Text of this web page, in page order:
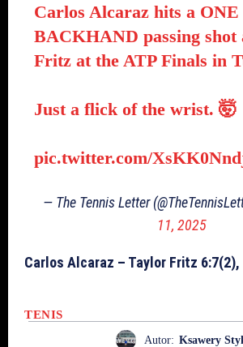
Carlos Alcaraz hits a
BACKHAND passing shot
Fritz at the ATP Finals in
Just a flick of the wrist. 🤯
pic.twitter.com/
— The Tennis Letter
11, 2025
Carlos Alcaraz – Taylor Fritz 6:7(2),
TENIS
Autor: Ksawery